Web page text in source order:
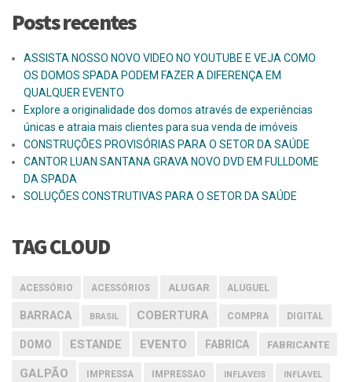
Posts recentes
ASSISTA NOSSO NOVO VIDEO NO YOUTUBE E VEJA COMO
OS DOMOS SPADA PODEM FAZER A DIFERENÇA EM
QUALQUER EVENTO
Explore a originalidade dos domos através de experiências
únicas e atraia mais clientes para sua venda de imóveis
CONSTRUÇÕES PROVISÓRIAS PARA O SETOR DA SAÚDE
CANTOR LUAN SANTANA GRAVA NOVO DVD EM FULLDOME
DA SPADA
SOLUÇÕES CONSTRUTIVAS PARA O SETOR DA SAÚDE
TAG CLOUD
ACESSÓRIO ACESSÓRIOS ALUGAR ALUGUEL
BARRACA BRASIL COBERTURA COMPRA DIGITAL
DOMO ESTANDE EVENTO FABRICA FABRICANTE
GALPÃO IMPRESSA IMPRESSAO INFLAVEIS INFLAVEL